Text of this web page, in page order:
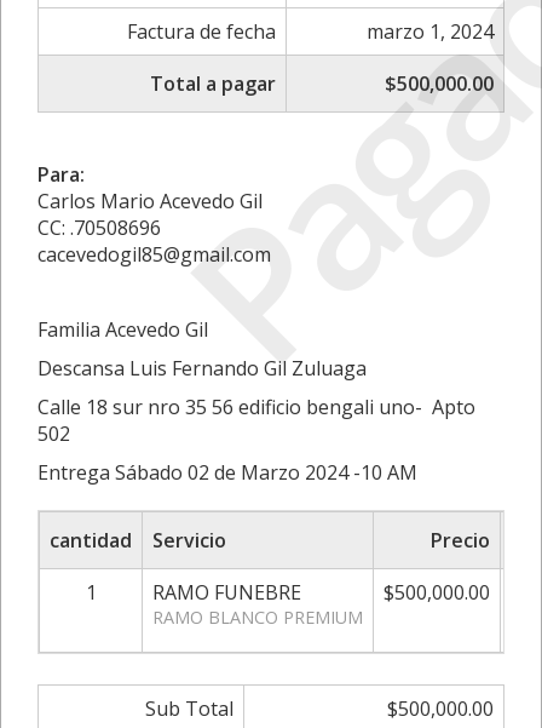
Factura de fecha
marzo 1, 2024
Total a pagar
$500,000.00
Para:
Carlos Mario Acevedo Gil
CC: .70508696
cacevedogil85@gmail.com
Familia Acevedo Gil
Descansa Luis Fernando Gil Zuluaga
Calle 18 sur nro 35 56 edificio bengali uno- Apto
502
Entrega Sábado 02 de Marzo 2024 -10 AM
cantidad Servicio Precio
1
RAMO FUNEBRE
RAMO BLANCO PREMIUM
$500,000.00
Sub Total
$500,000.00